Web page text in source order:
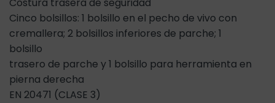
Costura trasera de seguridad
Cinco bolsillos: 1 bolsillo en el pecho de vivo con
cremallera; 2 bolsillos inferiores de parche; 1
bolsillo
trasero de parche y 1 bolsillo para herramienta en
pierna derecha
EN 20471 (CLASE 3)